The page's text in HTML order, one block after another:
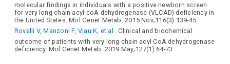
molecular findings in individuals with a positive newborn screen
for very long chain acyl-coA dehydrogenase (VLCAD) deficiency in
the United States. Mol Genet Metab. 2015 Nov;116(3):139-45.
Rovelli V, Manzoni F, Viau K, et al . Clinical and biochemical
outcome of patients with very long-chain acyl-CoA dehydrogenase
deficiency. Mol Genet Metab. 2019 May;127(1):64-73.